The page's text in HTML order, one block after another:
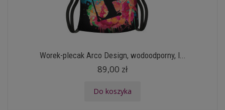
Worek-plecak Arco Design, wodoodporny, l...
89,00 zł
Do koszyka